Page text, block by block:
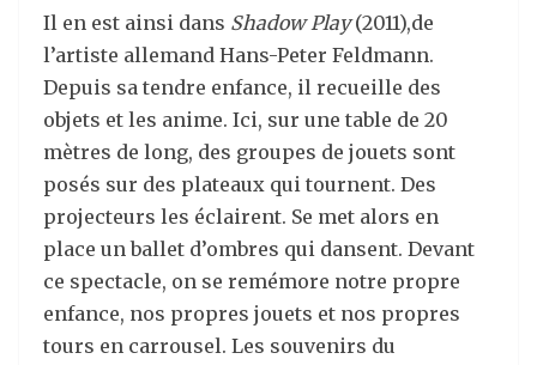
Il en est ainsi dans Shadow Play(2011),de
l’artiste allemand Hans-Peter Feldmann.
Depuis sa tendre enfance, il recueille des
objets et les anime. Ici, sur une table de 20
mètres de long, des groupes de jouets sont
posés sur des plateaux qui tournent. Des
projecteurs les éclairent. Se met alors en
place un ballet d’ombres qui dansent. Devant
ce spectacle, on se remémore notre propre
enfance, nos propres jouets et nos propres
tours en carrousel. Les souvenirs du